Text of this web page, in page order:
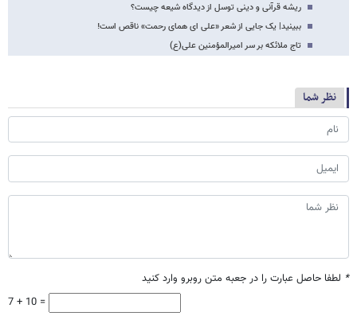
ریشه قرآنی و دینی توسل از دیدگاه شیعه چیست؟
ببینید| یک جایی از شعر «علی ای همای رحمت» ناقص است!
تاج ملائکه بر سر امیرالمؤمنین علی(ع)
نظر شما
* لطفا حاصل عبارت را در جعبه متن روبرو وارد کنید
7 + 10 =